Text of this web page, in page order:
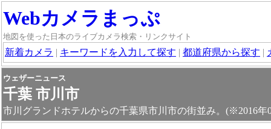
Webカメラまっぷ
地図を使った日本のライブカメラ検索・リンクサイト
新着カメラ | キーワードを入力して探す | 都道府県から探す |
ウェザーニュース
千葉 市川市
市川グランドホテルからの千葉県市川市の街並み。(※2016